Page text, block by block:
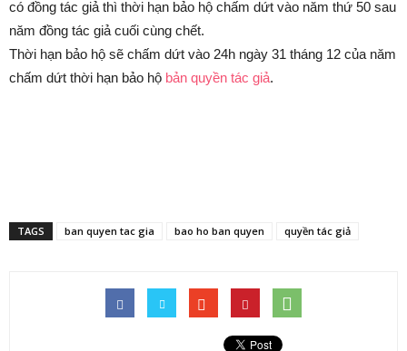
có đồng tác giả thì thời hạn bảo hộ chấm dứt vào năm thứ 50 sau
năm đồng tác giả cuối cùng chết.
Thời hạn bảo hộ sẽ chấm dứt vào 24h ngày 31 tháng 12 của năm
chấm dứt thời hạn bảo hộ bản quyền tác giả.
TAGS ban quyen tac gia bao ho ban quyen quyền tác giả